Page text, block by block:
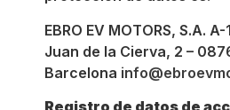
EBRO EV MOTORS, S.A.
Juan de la Cierva, 2 –
Barcelona